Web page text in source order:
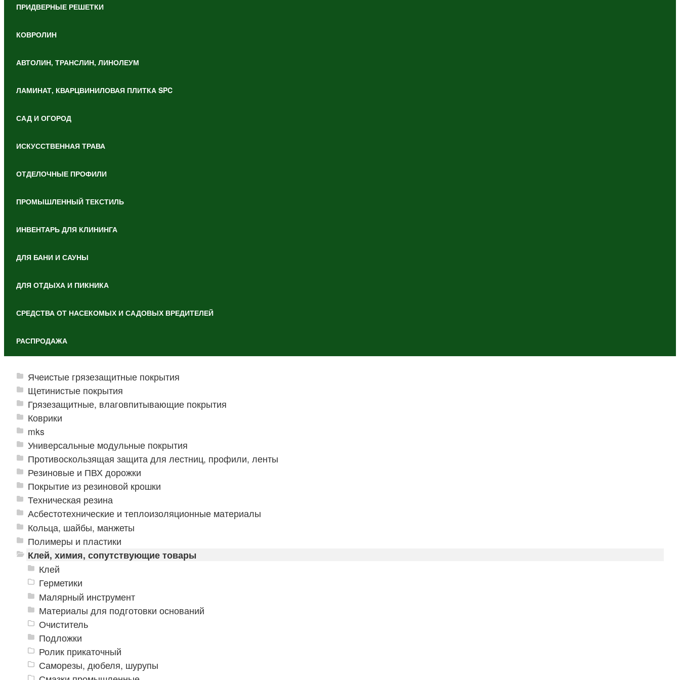
ПРИДВЕРНЫЕ РЕШЕТКИ
КОВРОЛИН
АВТОЛИН, ТРАНСЛИН, ЛИНОЛЕУМ
ЛАМИНАТ, КВАРЦВИНИЛОВАЯ ПЛИТКА SPC
САД И ОГОРОД
ИСКУССТВЕННАЯ ТРАВА
ОТДЕЛОЧНЫЕ ПРОФИЛИ
ПРОМЫШЛЕННЫЙ ТЕКСТИЛЬ
ИНВЕНТАРЬ ДЛЯ КЛИНИНГА
ДЛЯ БАНИ И САУНЫ
ДЛЯ ОТДЫХА И ПИКНИКА
СРЕДСТВА ОТ НАСЕКОМЫХ И САДОВЫХ ВРЕДИТЕЛЕЙ
РАСПРОДАЖА
Ячеистые грязезащитные покрытия
Щетинистые покрытия
Грязезащитные, влаговпитывающие покрытия
Коврики
mks
Универсальные модульные покрытия
Противоскользящая защита для лестниц, профили, ленты
Резиновые и ПВХ дорожки
Покрытие из резиновой крошки
Техническая резина
Асбестотехнические и теплоизоляционные материалы
Кольца, шайбы, манжеты
Полимеры и пластики
Клей, химия, сопутствующие товары
Клей
Герметики
Малярный инструмент
Материалы для подготовки оснований
Очиститель
Подложки
Ролик прикаточный
Саморезы, дюбеля, шурупы